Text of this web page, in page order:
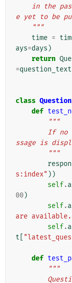
e yet to be
    """
time =
ays=days )
return
=question_text
class
def
"""
ssage is
        """
s:index" ))
self.
00)
self.
are
self.
t
def
"""